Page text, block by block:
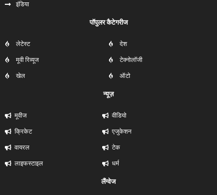
इंडिया
पॉपुलर कैटेगरीज
लेटेस्ट
मूवी रिव्यूज
खेल
देश
टेक्नोलॉजी
ऑटो
न्यूज़
मूवीज
क्रिकेट
वायरल
लाइफस्टाइल
वीडियो
एजुकेशन
टेक
धर्म
लैंग्वेज